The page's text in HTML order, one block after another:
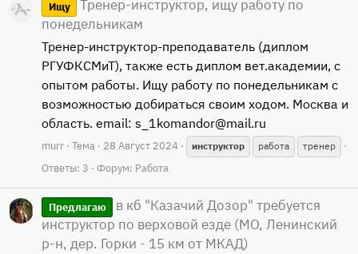
Ищу
Тренер-инструктор, ищу работу по
понедельникам
Тренер-инструктор-преподаватель (диплом
РГУФКСМиТ), также есть диплом вет.академии, с
опытом работы. Ищу работу по понедельникам с
возможностью добираться своим ходом. Москва и
область. email: s_1komandor@mail.ru
murr Тема 28 Август 2024 инструктор работа тренер
Ответы: 3 Форум: Работа
Предлагаю
в кб "Казачий Дозор" требуется
инструктор по верховой езде (МО, Ленинский
р-н, дер. Горки - 15 км от МКАД)